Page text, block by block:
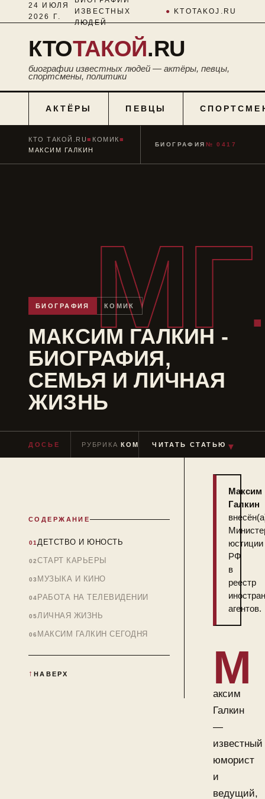
24 ИЮЛЯ
2026 Г.
ИЗВЕСТНЫХ
ЛЮДЕЙ
● KTOTAKOJ.RU
КТОТАКОЙ.RU
биографии известных людей — актёры, певцы,
спортсмены, политики
АКТЁРЫ ПЕВЦЫ
МГ
КТО ТАКОЙ.RU■ КОМИК■
МАКСИМ ГАЛКИН
БИОГРАФИЯ № 0417
БИОГРАФИЯ КОМИК
МАКСИМ ГАЛКИН -
БИОГРАФИЯ,
СЕМЬЯ И ЛИЧНАЯ
ЖИЗНЬ
ДОСЬЕ РУБРИКАКОМИК ЧТЕНИЕ≈ 10 МИН
ЧИТАТЬ СТАТЬЮ ▼
СОДЕРЖАНИЕ
ДЕТСТВО И ЮНОСТЬ
СТАРТ КАРЬЕРЫ
МУЗЫКА И КИНО
РАБОТА НА ТЕЛЕВИДЕНИИ
ЛИЧНАЯ ЖИЗНЬ
МАКСИМ ГАЛКИН СЕГОДНЯ
НАВЕРХ
Максим
Галкин
юстиции
РФ
в
реестр
агентов.
М
аксим
Галкин
—
известный
юморист
и
ведущий,